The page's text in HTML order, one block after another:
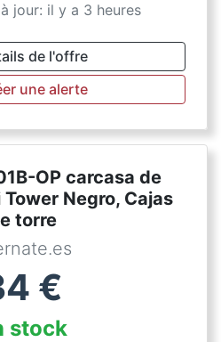
jour: il y a 3 heures
de l'offre
une alerte
OP carcasa de
Negro, Cajas
torre
€
stock